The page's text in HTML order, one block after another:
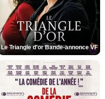
Le Triangle d'or Bande-annonce VF